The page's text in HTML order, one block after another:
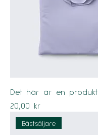
Det här är en produkt
Pris
20,00 kr
Bästsäljare